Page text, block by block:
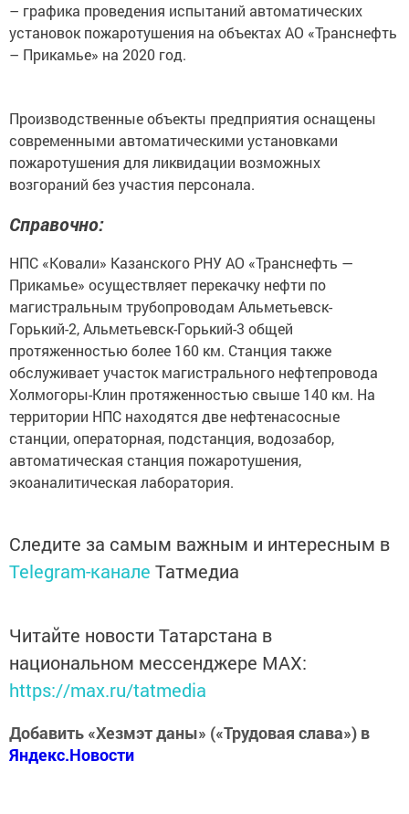
– графика проведения испытаний автоматических
установок пожаротушения на объектах АО «Транснефть
– Прикамье» на 2020 год.
Производственные объекты предприятия оснащены
современными автоматическими установками
пожаротушения для ликвидации возможных
возгораний без участия персонала.
Справочно:
НПС «Ковали» Казанского РНУ АО «Транснефть —
Прикамье» осуществляет перекачку нефти по
магистральным трубопроводам Альметьевск-
Горький-2, Альметьевск-Горький-3 общей
протяженностью более 160 км. Станция также
обслуживает участок магистрального нефтепровода
Холмогоры-Клин протяженностью свыше 140 км. На
территории НПС находятся две нефтенасосные
станции, операторная, подстанция, водозабор,
автоматическая станция пожаротушения,
экоаналитическая лаборатория.
Следите за самым важным и интересным в
Telegram-канале Татмедиа
Читайте новости Татарстана в
национальном мессенджере MАХ:
https://max.ru/tatmedia
Добавить «Хезмэт даны» («Трудовая слава») в
Яндекс.Новости